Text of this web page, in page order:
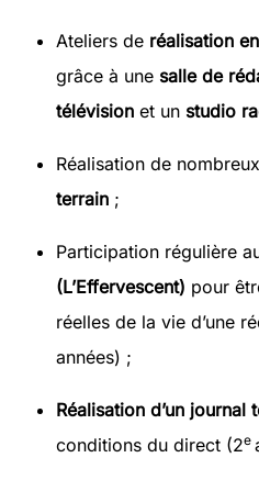
Ateliers de réalisation
grâce à une salle de
télévisionet un studio
Réalisation de nombreux
terrain;
Participation régulière
(L’Effervescent) pour
réelles de la vie d’une
années) ;
Réalisation d’un journal
conditions du direct (2e